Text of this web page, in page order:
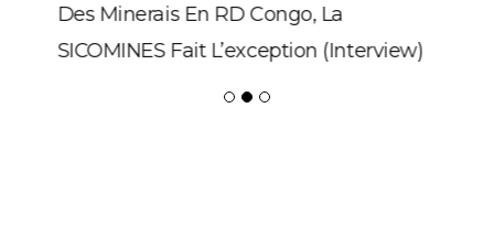
Des Minerais En RD Congo, La
SICOMINES Fait L’exception (Interview)